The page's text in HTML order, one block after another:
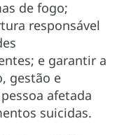
de fogo;
responsável
e garantir a
gestão e
afetada
suicidas.